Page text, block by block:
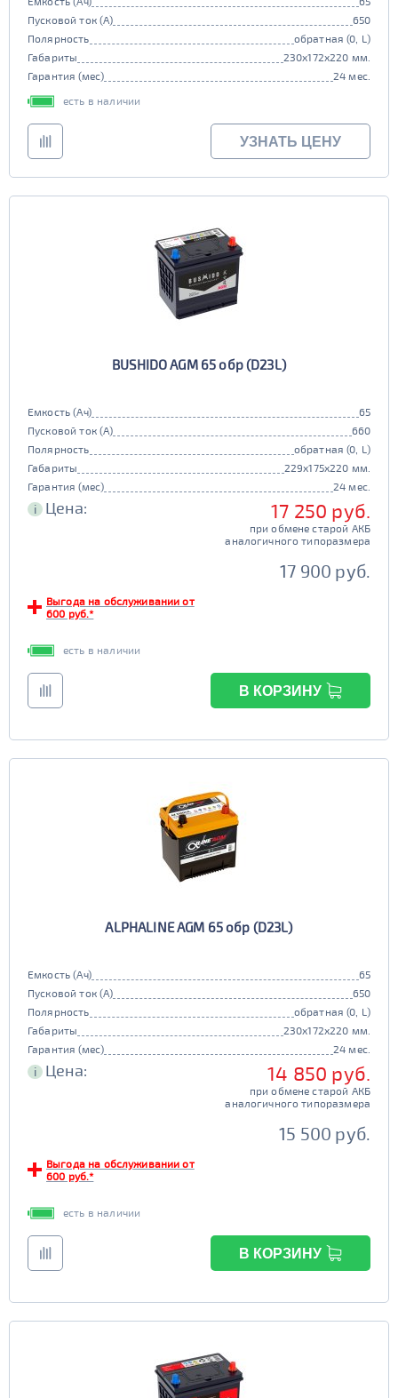
Пусковой ток (А)
650
Полярность
обратная (0, L)
Габариты
230x172x220 мм.
Гарантия (мес)
24 мес.
есть в наличии
УЗНАТЬ ЦЕНУ
BUSHIDO AGM 65 обр (D23L)
Емкость (Ач)
65
Пусковой ток (А)
660
Полярность
обратная (0, L)
Габариты
229x175x220 мм.
Гарантия (мес)
24 мес.
i Цена: 17 250 руб.
при обмене старой АКБ
аналогичного типоразмера
17 900 руб.
Выгода на обслуживании от
600 руб.*
есть в наличии
В КОРЗИНУ
ALPHALINE AGM 65 обр (D23L)
Емкость (Ач)
65
Пусковой ток (А)
650
Полярность
обратная (0, L)
Габариты
230x172x220 мм.
Гарантия (мес)
24 мес.
i Цена: 14 850 руб.
при обмене старой АКБ
аналогичного типоразмера
15 500 руб.
Выгода на обслуживании от
600 руб.*
есть в наличии
В КОРЗИНУ